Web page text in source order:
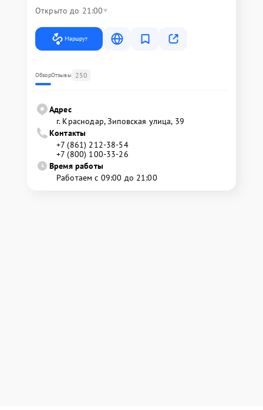
Открыто до 21:00
Маршрут
ОбзорОтзывы 250
Адрес
г. Краснодар, Зиповская улица, 39
Контакты
+7 (861) 212-38-54
+7 (800) 100-33-26
Время работы
Работаем с 09:00 до 21:00